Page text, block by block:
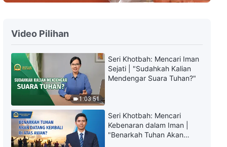
13:19
Bab 37"
18:07
Firman Tuhan | "Firman Tuhan
kepada Seluruh Alam Semesta:
Bab 39"
Video Pilihan
1:03:51
Seri Khotbah: Mencari Iman
Sejati | "Sudahkah Kalian
Mendengar Suara Tuhan?"
Seri Khotbah: Mencari
Kebenaran dalam Iman |
"Benarkah Tuhan Akan